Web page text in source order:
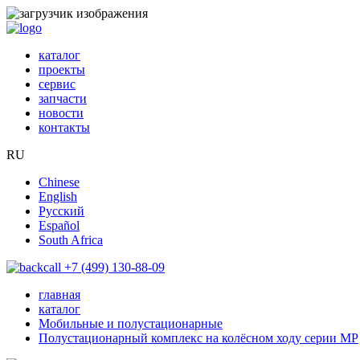
каталог
проекты
сервис
запчасти
новости
контакты
RU
Chinese
English
Русский
Español
South Africa
+7 (499) 130-88-09
главная
каталог
Мобильные и полустационарные
Полустационарный комплекс на колёсном ходу серии MP